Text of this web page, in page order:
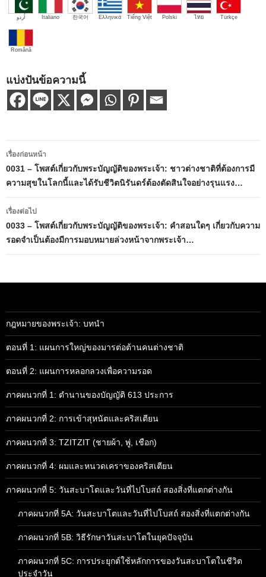
اُردو Italiano 한국어 Ελληνικά Tiếng Việt Polski ไทย Türkçe
Română
แบ่งปันข้อความนี้
เมนู
นำทาง
เรื่อง
เรื่องก่อนหน้า
0031 – โพสต์เกี่ยวกับพระบัญญัติของพระเจ้า: ชาวต่างชาติที่ต้องการมี
ความสุขในโลกนี้และได้รับชีวิตนิรันดร์ต้องตัดสินใจอย่างรุนแรง…
เรื่องต่อไป
0033 – โพสต์เกี่ยวกับพระบัญญัติของพระเจ้า: คำสอนใดๆ เกี่ยวกับความ
รอดจำเป็นต้องมีการมอบหมายล่วงหน้าจากพระเจ้า…
กฎหมายของพระเจ้า: บทนำ
ตอนที่ 1: แผนการใหญ่ของมารต่อต้านคนต่างชาติ
ตอนที่ 2: แผนการหลอกลวงเพื่อความรอด
ภาคผนวกที่ 1: ตำนานของบัญญัติ 613 ประการ
ภาคผนวกที่ 2: การเข้าสุหนัตและคริสเตียน
ภาคผนวกที่ 3: TZITZIT (ชายผ้า, พู่, เชือก)
ภาคผนวกที่ 4: ผมและหนวดเคราของคริสเตียน
ภาคผนวกที่ 5: วันสะบาโตและวันที่ไปโบสถ์ สองสิ่งที่แตกต่างกัน
ภาคผนวกที่ 5A: วันสะบาโตและวันที่ไปโบสถ์ สองสิ่งที่แตกต่างกัน
ภาคผนวกที่ 5B: วิธีรักษาวันสะบาโตในยุคปัจจุบัน
ภาคผนวกที่ 5C: การประยุกต์ใช้หลักการของวันสะบาโตในชีวิต
ประจำวัน